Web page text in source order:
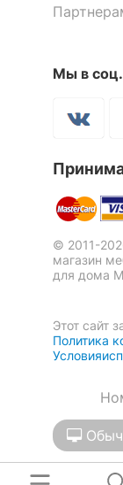
Уровень
помещения
Масса
Мы в соц.
© 2011-
магазин
для дома
Этот сайт
Политика